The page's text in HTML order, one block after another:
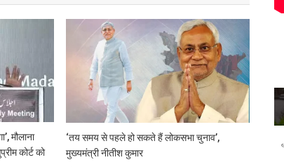
मौलाना
कोर्ट को
‘तय समय से पहले हो सकते हैं लोकसभा चुनाव’,
मुख्यमंत्री नीतीश कुमार